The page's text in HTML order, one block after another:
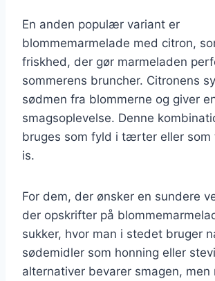
En anden populær variant er
blommemarmelade med citron,
friskhed, der gør marmeladen
sommerens bruncher. Citronens
sødmen fra blommerne og giver
smagsoplevelse. Denne
bruges som fyld i tærter eller som
is.
For dem, der ønsker en sundere
der opskrifter på
sukker, hvor man i stedet bruger
sødemidler som honning eller
alternativer bevarer smagen, men